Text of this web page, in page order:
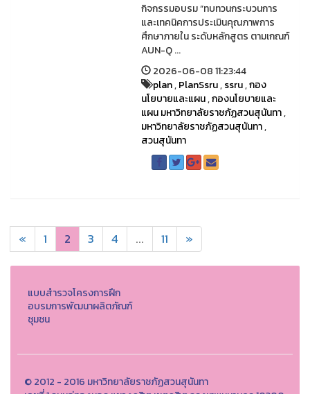
กิจกรรมอบรม “ทบทวนกระบวนการ
และเทคนิคการประเมินคุณภาพการ
ศึกษาภายใน ระดับหลักสูตร ตามเกณฑ์
AUN-Q ...
2026-06-08 11:23:44
plan,PlanSsru,ssru,กอง
นโยบายและแผน,กองนโยบายและ
แผน มหาวิทยาลัยราชภัฏสวนสุนันทา,
มหาวิทยาลัยราชภัฏสวนสุนันทา,
สวนสุนันทา
« 1 2 3 4 ... 11 »
แบบสำรวจโครงการฝึก
อบรมการพัฒนาผลิตภัณฑ์
ชุมชน
© 2012 - 2016 มหาวิทยาลัยราชภัฏสวนสุนันทา